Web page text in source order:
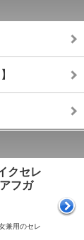
クセレ
フガ
兼用のセレ